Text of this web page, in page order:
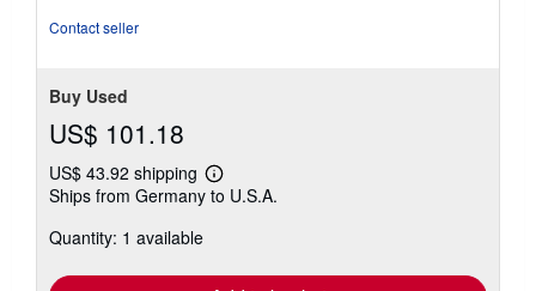
Contact seller
Buy Used
US$ 101.18
US$ 43.92 shipping
Learn
more
Ships from Germany to U.S.A.
Quantity: 1 available